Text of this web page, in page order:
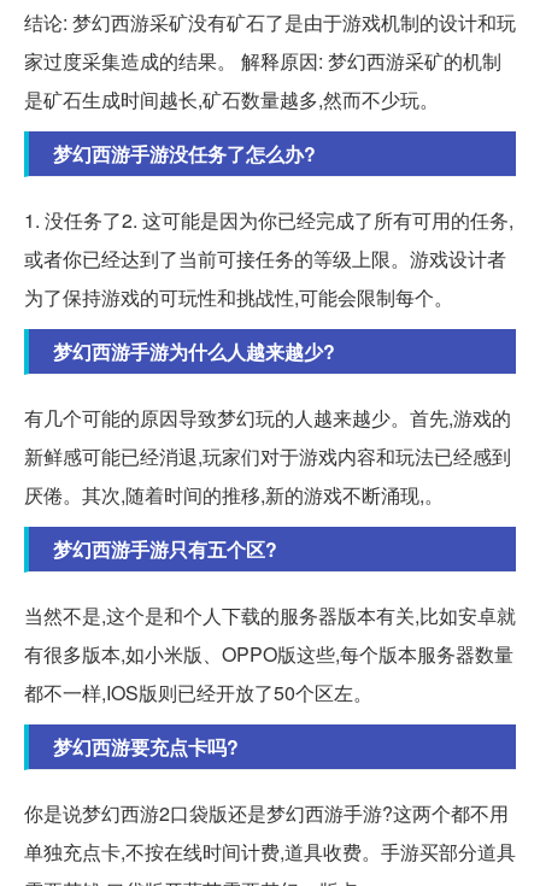
结论: 梦幻西游采矿没有矿石了是由于游戏机制的设计和玩
家过度采集造成的结果。 解释原因: 梦幻西游采矿的机制
是矿石生成时间越长,矿石数量越多,然而不少玩。
梦幻西游手游没任务了怎么办?
1. 没任务了2. 这可能是因为你已经完成了所有可用的任务,
或者你已经达到了当前可接任务的等级上限。游戏设计者
为了保持游戏的可玩性和挑战性,可能会限制每个。
梦幻西游手游为什么人越来越少?
有几个可能的原因导致梦幻玩的人越来越少。首先,游戏的
新鲜感可能已经消退,玩家们对于游戏内容和玩法已经感到
厌倦。其次,随着时间的推移,新的游戏不断涌现,。
梦幻西游手游只有五个区?
当然不是,这个是和个人下载的服务器版本有关,比如安卓就
有很多版本,如小米版、OPPO版这些,每个版本服务器数量
都不一样,IOS版则已经开放了50个区左。
梦幻西游要充点卡吗?
你是说梦幻西游2口袋版还是梦幻西游手游?这两个都不用
单独充点卡,不按在线时间计费,道具收费。手游买部分道具